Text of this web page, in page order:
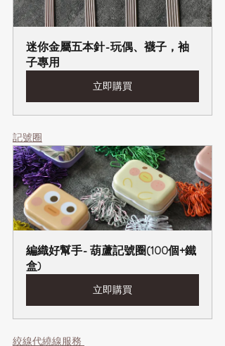
迷你金屬五本針-玩偶、襪子，袖
子專用
立即購買
記號圈
編織好幫手- 葫蘆記號圈(100個+鐵
盒)
立即購買
絞線代繞線服務